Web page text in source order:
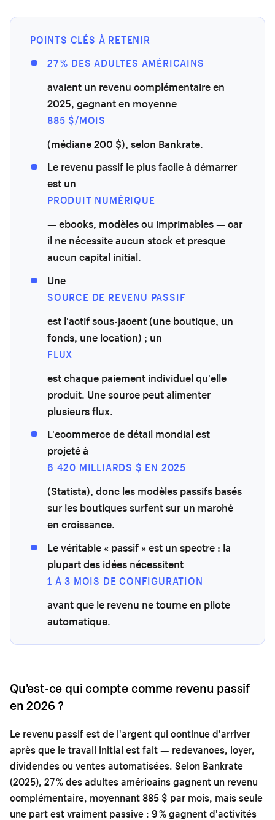
POINTS CLÉS À RETENIR
27 % DES ADULTES AMÉRICAINS
avaient un revenu complémentaire en
2025, gagnant en moyenne
885 $/MOIS
(médiane 200 $), selon Bankrate.
Le revenu passif le plus facile à démarrer
est un
PRODUIT NUMÉRIQUE
— ebooks, modèles ou imprimables — car
il ne nécessite aucun stock et presque
aucun capital initial.
Une
SOURCE DE REVENU PASSIF
est l'actif sous-jacent (une boutique, un
fonds, une location) ; un
FLUX
est chaque paiement individuel qu'elle
produit. Une source peut alimenter
plusieurs flux.
L'ecommerce de détail mondial est
projeté à
6 420 MILLIARDS $ EN 2025
(Statista), donc les modèles passifs basés
sur les boutiques surfent sur un marché
en croissance.
Le véritable « passif » est un spectre : la
plupart des idées nécessitent
1 À 3 MOIS DE CONFIGURATION
avant que le revenu ne tourne en pilote
automatique.
Qu'est-ce qui compte comme revenu passif
en 2026 ?
Le revenu passif est de l'argent qui continue d'arriver
après que le travail initial est fait — redevances, loyer,
dividendes ou ventes automatisées. Selon Bankrate
(2025), 27 % des adultes américains gagnent un revenu
complémentaire, moyennant 885 $ par mois, mais seule
une part est vraiment passive : 9 % gagnent d'activités